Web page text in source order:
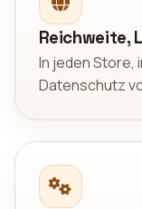
Reichweite,
In jeden Store,
Datenschutz